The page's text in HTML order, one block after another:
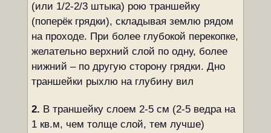
(или 1/2-2/3 штыка) рою траншейку
(поперёк грядки), складывая землю рядом
на проходе. При более глубокой перекопке,
желательно верхний слой по одну, более
нижний – по другую сторону грядки. Дно
траншейки рыхлю на глубину вил
2. В траншейку слоем 2-5 см (2-5 ведра на
1 кв.м, чем толще слой, тем лучше)